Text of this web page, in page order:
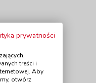
prywatności
treści i
Aby
otwórz